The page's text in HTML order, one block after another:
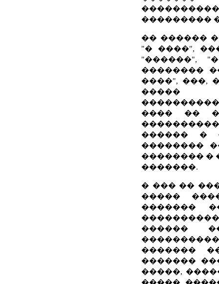
���������
�� ������
"� ����",
"������",
��������
����", ���,
�����
���� ��
������ �
��������
�������� �
�������.
� ��� ��
�����
�������
������
�������
�������
�����,
�����